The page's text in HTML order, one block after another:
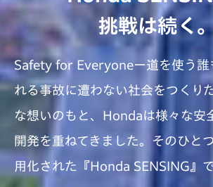
挑戦は続く
Safety for Everyoneー道を使う誰
れる事故に遭わない社会をつくりた
な想いのもと、Hondaは様々な安
開発を重ねてきました。 そのひと
用化された『Honda SENSING』で